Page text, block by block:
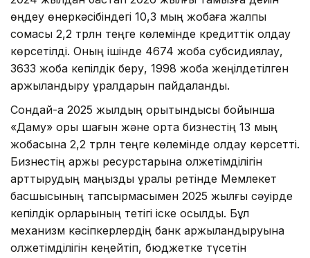
өңдеу өнеркәсібіндегі 10,3 мың жобаға жалпы
сомасы 2,2 трлн теңге көлемінде кредиттік қолдау
көрсетілді. Оның ішінде 4674 жоба субсидиялау,
3633 жоба кепілдік беру, 1998 жоба жеңілдетілген
қаржыландыру құралдарын пайдаланды.
Сондай-ақ 2025 жылдың қорытындысы бойынша
«Даму» қоры шағын және орта бизнестің 13 мың
жобасына 2,2 трлн теңге көлемінде қолдау көрсетті.
Бизнестің қаржы ресурстарына қолжетімділігін
арттырудың маңызды құралы ретінде Мемлекет
басшысының тапсырмасымен 2025 жылғы сәуірде
кепілдік қорларының тетігі іске қосылды. Бұл
механизм кәсіпкерлердің банк қаржыландыруына
қолжетімділігін кеңейтіп, бюджетке түсетін